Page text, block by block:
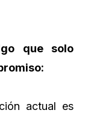
que solo
actual es